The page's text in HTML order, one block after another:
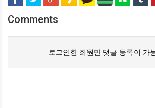
Comments
로그인한 회원만 댓글 등록이 가